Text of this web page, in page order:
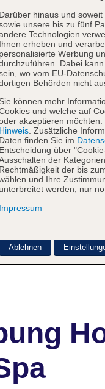
Darüber hinaus und
unsere bis zu fünf
Technologien
Ihnen erheben und
personalisierte Werbung
Dabei
wo vom EU-
Behörden nicht
Sie können mehr
und welche auf
akzeptieren
Hinweis . Zusätzliche
Daten finden Sie im
Entscheidung über
der
Rechtmäßigkeit der bis
und Ihre
unterbreitet werden, nur
Impressum
Ablehnen